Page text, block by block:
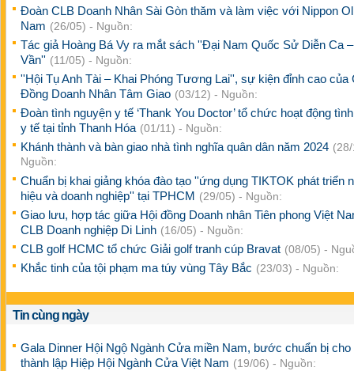
Đoàn CLB Doanh Nhân Sài Gòn thăm và làm việc với Nippon
Nam (26/05) - Nguồn:
Tác giả Hoàng Bá Vy ra mắt sách ''Đại Nam Quốc Sử Diễn Ca
Vần'' (11/05) - Nguồn:
''Hội Tụ Anh Tài – Khai Phóng Tương Lai'', sự kiện đỉnh cao của
Đồng Doanh Nhân Tâm Giao (03/12) - Nguồn:
Đoàn tình nguyện y tế ‘Thank You Doctor’ tổ chức hoạt động
y tế tại tỉnh Thanh Hóa (01/11) - Nguồn:
Khánh thành và bàn giao nhà tình nghĩa quân dân năm 2024
Nguồn:
Chuẩn bị khai giảng khóa đào tạo ''ứng dụng TIKTOK phát triển
hiệu và doanh nghiệp'' tại TPHCM (29/05) - Nguồn:
Giao lưu, hợp tác giữa Hội đồng Doanh nhân Tiên phong Việt
CLB Doanh nghiệp Di Linh (16/05) - Nguồn:
CLB golf HCMC tổ chức Giải golf tranh cúp Bravat (08/05) -
Khắc tinh của tội phạm ma túy vùng Tây Bắc (23/03) - Nguồn:
Tin cùng ngày
Gala Dinner Hội Ngộ Ngành Cửa miền Nam, bước chuẩn bị cho
thành lập Hiệp Hội Ngành Cửa Việt Nam (19/06) - Nguồn: